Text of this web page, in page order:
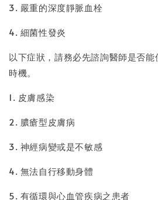
3. 嚴重的深度靜脈血栓
4. 細菌性發炎
以下症狀，請務必先諮詢醫師是否
時機。
1. 皮膚感染
2. 膿瘡型皮膚病
3. 神經病變或是不敏感
4. 無法自行移動身體
5. 有循環與心血管疾病之患者